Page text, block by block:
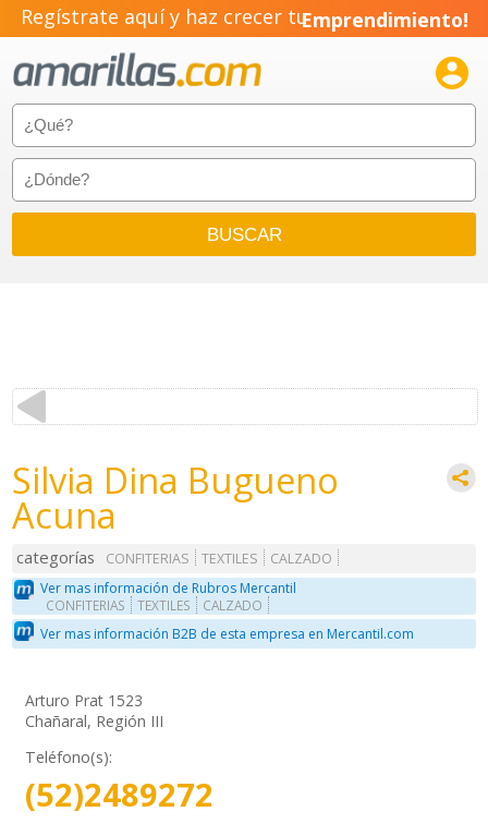
Regístrate aquí y haz crecer tuEmprendimiento!

Silvia Dina Bugueno
Acuna
categorías CONFITERIAS TEXTILES
CALZADO
Ver mas información de Rubros Mercantil
CONFITERIAS TEXTILES CALZADO
Ver mas información B2B de esta empresa en Mercantil.com
Arturo Prat 1523
Chañaral, Región III
Teléfono(s):
(52)2489272